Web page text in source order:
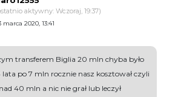
aktywny: Wczoraj, 19:37)
marca 2020, 13:41
transferem Biglia 20 mln chyba było
lata po 7 mln rocznie nasz kosztował czyli
40 mln a nic nie grał lub leczył